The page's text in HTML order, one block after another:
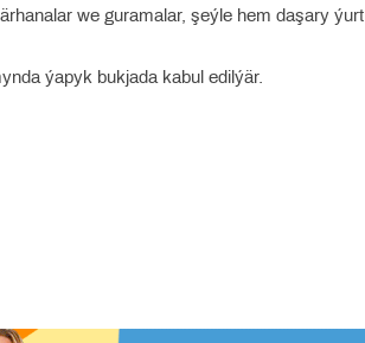
we guramalar, şeýle hem daşary ýurt
ýapyk bukjada kabul edilýär.